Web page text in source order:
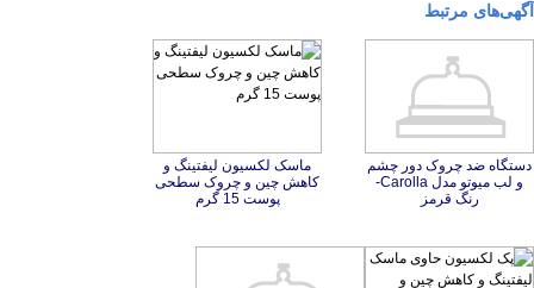
آگهی‌های مرتبط
دستگاه ضد چروک دور چشم
و لب میوتو مدل Carolla-
رنگ قرمز
ماسک لکسیون لیفتینگ و
کاهش چین و چروک سطحی
پوست 15 گرم